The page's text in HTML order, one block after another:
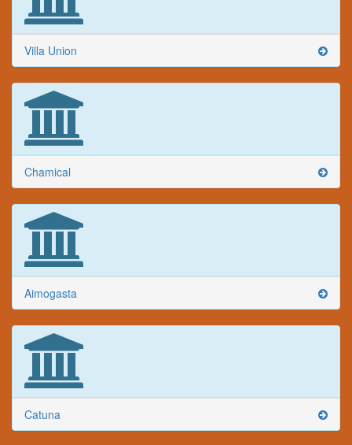
Villa Union
Chamical
Aimogasta
Catuna